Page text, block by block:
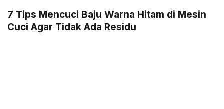
7 Tips Mencuci Baju Warna Hitam di Mesin
Cuci Agar Tidak Ada Residu